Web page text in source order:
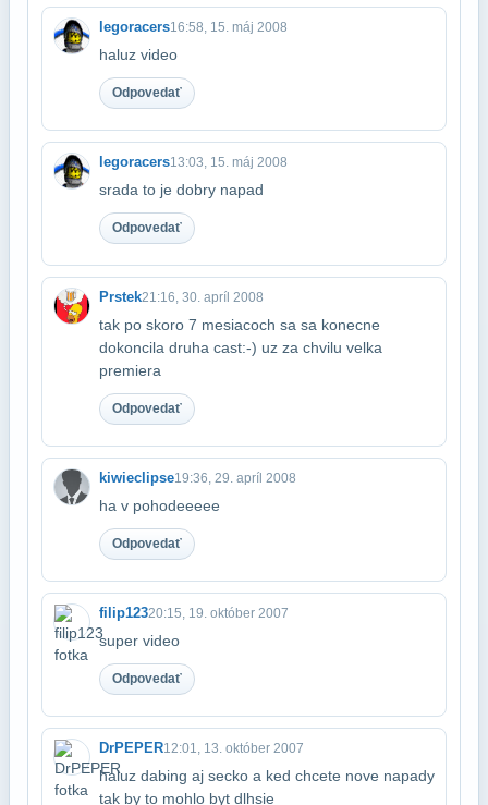
legoracers16:58, 15. máj 2008
haluz video
Odpovedať
legoracers13:03, 15. máj 2008
srada to je dobry napad
Odpovedať
Prstek21:16, 30. apríl 2008
tak po skoro 7 mesiacoch sa sa konecne
dokoncila druha cast:-) uz za chvilu velka​
premiera
Odpovedať
kiwieclipse19:36, 29. apríl 2008
ha v pohodeeeee
Odpovedať
filip12320:15, 19. október 2007
super video
Odpovedať
DrPEPER12:01, 13. október 2007
haluz dabing aj secko a ked chcete nove napady
tak by to mohlo byt dlhsie